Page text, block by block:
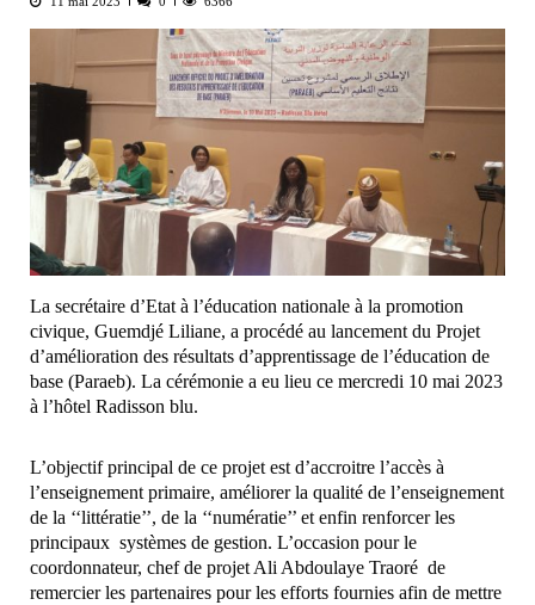
La secrétaire d’Etat à l’éducation nationale à la promotion
civique, Guemdjé Liliane, a procédé au lancement du Projet
d’amélioration des résultats d’apprentissage de l’éducation de
base (Paraeb). La cérémonie a eu lieu ce mercredi 10 mai 2023
à l’hôtel Radisson blu.
L’objectif principal de ce projet est d’accroitre l’accès à
l’enseignement primaire, améliorer la qualité de l’enseignement
de la ‘‘littératie’’, de la ‘‘numératie’’ et enfin renforcer les
principaux systèmes de gestion. L’occasion pour le
coordonnateur, chef de projet Ali Abdoulaye Traoré de
remercier les partenaires pour les efforts fournies afin de mettre